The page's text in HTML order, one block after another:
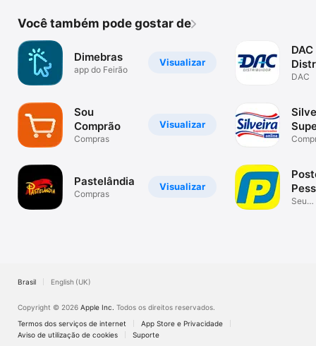
Você também pode gostar de
Visualizar
Dimebras
app do Feirão
Visualizar
Sou
Comprão
Compras
Visualizar
Pastelândia
Compras
DAC
DAC
Club
Seu
Brasil English (UK)
Copyright © 2026 Apple Inc. Todos os direitos reservados.
Termos dos serviços de internet
App Store e Privacidade
Aviso de utilização de cookies
Suporte